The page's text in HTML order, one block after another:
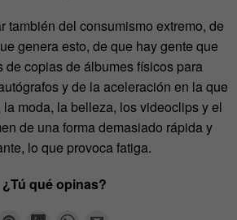
también del consumismo extremo, de
genera esto, de que hay gente que
de copias de álbumes físicos para
y de la aceleración en la que
moda, la belleza, los videoclips y el
de una forma demasiado rápida y
lo que provoca fatiga.
¿Tú qué opinas?